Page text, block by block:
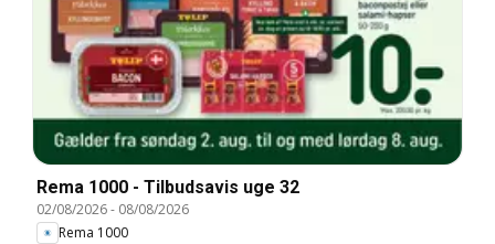
Rema 1000 - Tilbudsavis uge 32
02/08/2026- 08/08/2026
Rema 1000